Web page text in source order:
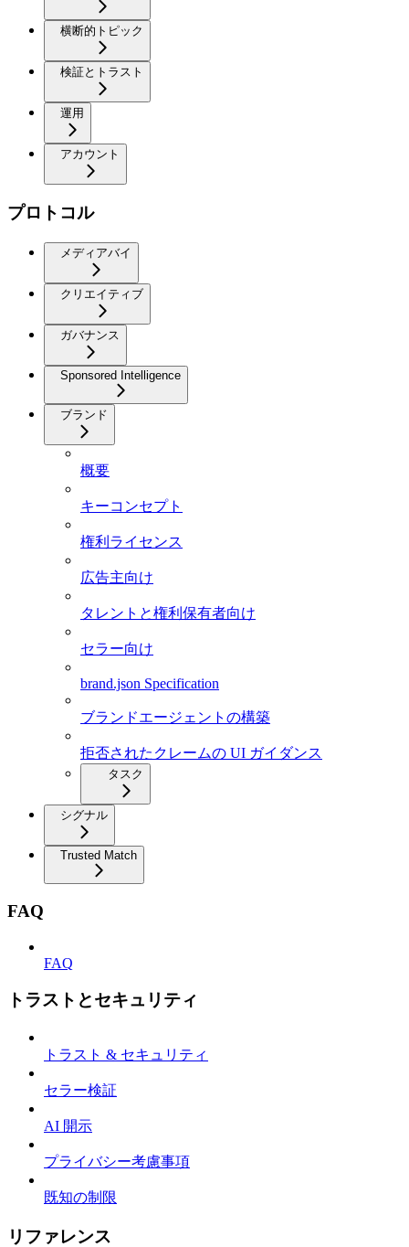
横断的トピック
検証とトラスト
運用
アカウント
プロトコル
メディアバイ
クリエイティブ
ガバナンス
Sponsored Intelligence
ブランド
概要
キーコンセプト
権利ライセンス
広告主向け
タレントと権利保有者向け
セラー向け
brand.json Specification
ブランドエージェントの構築
拒否されたクレームの UI ガイダンス
タスク
シグナル
Trusted Match
FAQ
FAQ
トラストとセキュリティ
トラスト & セキュリティ
セラー検証
AI 開示
プライバシー考慮事項
既知の制限
リファレンス